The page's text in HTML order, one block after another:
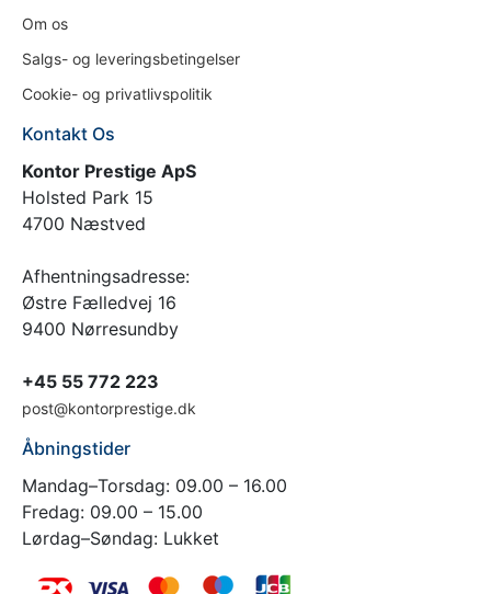
Om os
Salgs- og leveringsbetingelser
Cookie- og privatlivspolitik
Kontakt Os
Kontor Prestige ApS
Holsted Park 15
4700 Næstved
Afhentningsadresse:
Østre Fælledvej 16
9400 Nørresundby
+45 55 772 223
post@kontorprestige.dk
Åbningstider
Mandag–Torsdag: 09.00 – 16.00
Fredag: 09.00 – 15.00
Lørdag–Søndag: Lukket